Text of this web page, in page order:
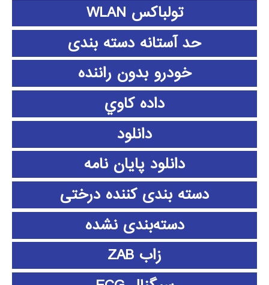
تولباکس WLAN
حد آستانه دسته بندی
خودرو بدون راننده
داده كاوي
دانلود
دانلود پايان نامه
دسته بندی کننده درختی
دسته‌بندی نشده
زاب ZAB